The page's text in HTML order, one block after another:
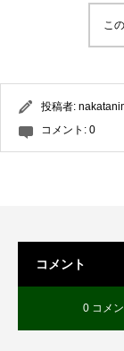
こ
投稿者:
コメント: 0
コメント
0 コメン